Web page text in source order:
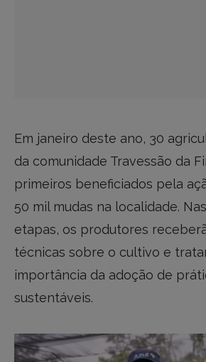
Em janeiro deste ano, 30
da comunidade Travessão da
primeiros beneficiados pela
50 mil mudas na localidade.
etapas, os produtores
técnicas sobre o cultivo e
importância da adoção de
sustentáveis.